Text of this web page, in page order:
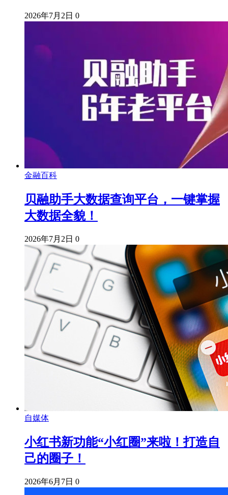
2026年7月2日 0
金融百科
贝融助手大数据查询平台，一键掌握
大数据全貌！
2026年7月2日 0
自媒体
小红书新功能“小红圈”来啦！打造自
己的圈子！
2026年6月7日 0